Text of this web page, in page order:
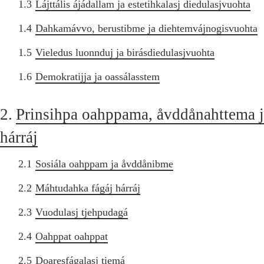
1.3 Lájttális ájádallam ja estetihkalasj diedulasjvuohta
1.4 Dahkamávvo, berustibme ja diehtemvájnogisvuohta
1.5 Vieledus luonnduj ja birásdiedulasjvuohta
1.6 Demokratijja ja oassálasstem
2. Prinsihpa oahppama, åvddånahttema
hárráj
2.1 Sosiála oahppam ja åvddånibme
2.2 Máhtudahka fágáj hárráj
2.3 Vuodulasj tjehpudagá
2.4 Oahppat oahppat
2.5 Doaresfágalasj tiemá